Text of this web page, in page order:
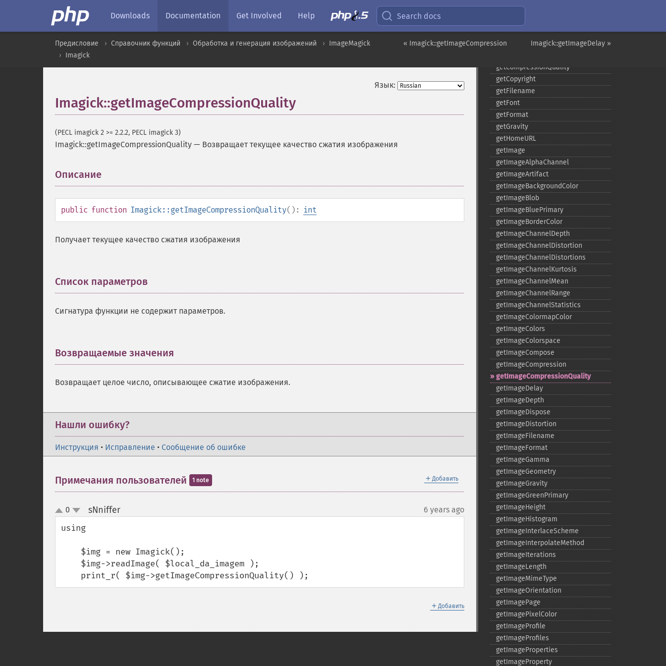
Downloads Documentation Get Involved Help Search docs
Imagick::getImageDelay »
« Imagick::getImageCompression
Предисловие Справочник функций Обработка и генерация изображений
ImageMagick
Imagick
Язык:
Imagick::getImageCompressionQuality
(PECL imagick 2 >= 2.2.2, PECL imagick 3)
Imagick::getImageCompressionQuality — Возвращает текущее качество сжатия изображения
Описание
public function Imagick::getImageCompressionQuality(): int
Получает текущее качество сжатия изображения
Список параметров
Сигнатура функции не содержит параметров.
Возвращаемые значения
Возвращает целое число, описывающее сжатие изображения.
Нашли ошибку?
Инструкция • Исправление • Сообщение об ошибке
＋ Добавить
Примечания пользователей 1 note
up
down
0 sNniffer¶ 6 years ago
using
    print_r( $img->getImageCompressionQuality() );
＋ Добавить
fxImage
gaussianBlurImage
getColorspace
getCompressionQuality
getCopyright
getFilename
getFont
getFormat
getGravity
getHomeURL
getImage
getImageAlphaChannel
getImageArtifact
getImageBackgroundColor
getImageBlob
getImageBluePrimary
getImageBorderColor
getImageChannelDepth
getImageChannelDistortion
getImageChannelDistortions
getImageChannelKurtosis
getImageChannelMean
getImageChannelRange
getImageChannelStatistics
getImageColormapColor
getImageColors
getImageColorspace
getImageCompose
getImageCompression
getImageCompressionQuality
getImageDelay
getImageDepth
getImageDispose
getImageDistortion
getImageFilename
getImageFormat
getImageGamma
getImageGeometry
getImageGravity
getImageGreenPrimary
getImageHeight
getImageHistogram
getImageInterlaceScheme
getImageInterpolateMethod
getImageIterations
getImageLength
getImageMimeType
getImageOrientation
getImagePage
getImagePixelColor
getImageProfile
getImageProfiles
getImageProperties
getImageProperty